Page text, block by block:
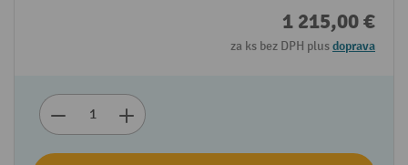
1 215,00 €
za ks bez DPH plusdoprava